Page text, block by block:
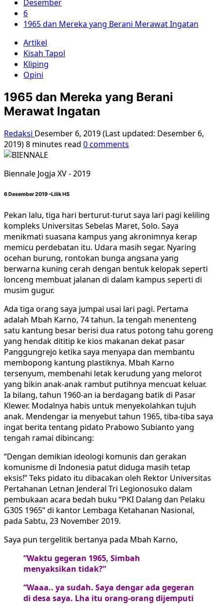
Desember
6
1965 dan Mereka yang Berani Merawat Ingatan
Artikel
Kisah Tapol
Kliping
Opini
1965 dan Mereka yang Berani
Merawat Ingatan
Redaksi Desember 6, 2019 (Last updated: Desember 6,
2019)8 minutes read 0 comments
Biennale Jogja XV - 2019
6 Desember 2019 –Lilik HS
Pekan lalu, tiga hari berturut-turut saya lari pagi keliling
kompleks Universitas Sebelas Maret, Solo. Saya
menikmati suasana kampus yang akronimnya kerap
memicu perdebatan itu. Udara masih segar. Nyaring
ocehan burung, rontokan bunga angsana yang
berwarna kuning cerah dengan bentuk kelopak seperti
lonceng membuat jalanan di dalam kampus seperti di
musim gugur.
Ada tiga orang saya jumpai usai lari pagi. Pertama
adalah Mbah Karno, 74 tahun. Ia tengah menenteng
satu kantung besar berisi dua ratus potong tahu goreng
yang hendak dititip ke kios makanan dekat pasar
Panggungrejo ketika saya menyapa dan membantu
membopong kantung plastiknya. Mbah Karno
tersenyum, membenahi letak kerudung yang melorot
yang bikin anak-anak rambut putihnya mencuat keluar.
Ia bilang, tahun 1960-an ia berdagang batik di Pasar
Klewer. Modalnya habis untuk menyekolahkan tujuh
anak. Mendengar ia menyebut tahun 1965, tiba-tiba saya
ingat berita tentang pidato Prabowo Subianto yang
tengah ramai dibincang:
“Dengan demikian ideologi komunis dan gerakan
komunisme di Indonesia patut diduga masih tetap
eksis!” Teks pidato itu dibacakan oleh Rektor Universitas
Pertahanan Letnan Jenderal Tri Legionosuko dalam
pembukaan acara bedah buku “PKI Dalang dan Pelaku
G30S 1965” di kantor Lembaga Ketahanan Nasional,
pada Sabtu, 23 November 2019.
Saya pun tergelitik bertanya pada Mbah Karno,
“Waktu gegeran 1965, Simbah
menyaksikan tidak?”
“Waaa.. ya sudah. Saya dengar ada gegeran
di desa saya. Lha itu orang-orang dijemputi